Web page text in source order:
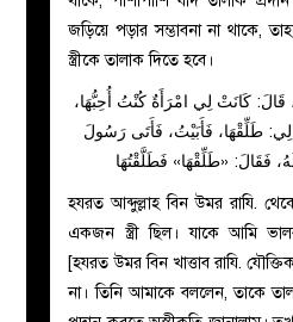
জড়িয়ে পড়ার সম্ভাবনা না থাকে,
স্ত্রীকে তালাক দিতে হবে।
قَالَ: كَانَتْ لِي امْرَأَةٌ كُنْتُ أُحِبُّهَا،
لِي: طَلِّقْهَا، فَأَبَيْتُ، فَأَتَى رَسُولَ
فَقَالَ: «طَلِّقْهَا» فَطَلَّقْتُهَا
হযরত আব্দুল্লাহ বিন উমর রাযি.
একজন স্ত্রী ছিল। যাকে আমি
[হযরত উমর বিন খাত্তাব রাযি.
না। তিনি আমাকে বললেন, তাকে